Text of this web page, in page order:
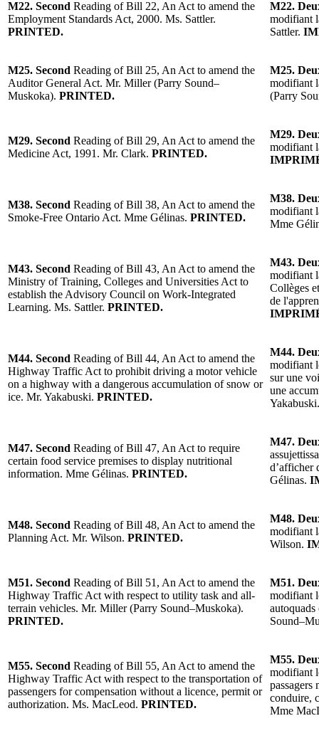
M22. Second Reading of Bill 22, An Act to amend the
Employment Standards Act, 2000. Ms. Sattler.
PRINTED.
M22.
modifiant
Sattler.
M25. Second Reading of Bill 25, An Act to amend the
Auditor General Act. Mr. Miller (Parry Sound–
Muskoka). PRINTED.
M25.
modifiant
(Parry
M29. Second Reading of Bill 29, An Act to amend the
Medicine Act, 1991. Mr. Clark. PRINTED.
M29.
modifiant
M38. Second Reading of Bill 38, An Act to amend the
Smoke-Free Ontario Act. Mme Gélinas. PRINTED.
M38.
modifiant
Mme
M43. Second Reading of Bill 43, An Act to amend the
Ministry of Training, Colleges and Universities Act to
establish the Advisory Council on Work-Integrated
Learning. Ms. Sattler. PRINTED.
M43.
modifiant
Collèges
de
M44. Second Reading of Bill 44, An Act to amend the
Highway Traffic Act to prohibit driving a motor vehicle
on a highway with a dangerous accumulation of snow or
ice. Mr. Yakabuski. PRINTED.
M44.
modifiant
sur une
une
Yakabuski.
M47. Second Reading of Bill 47, An Act to require
certain food service premises to display nutritional
information. Mme Gélinas. PRINTED.
M47.
d’afficher
Gélinas.
M48. Second Reading of Bill 48, An Act to amend the
Planning Act. Mr. Wilson. PRINTED.
M48.
modifiant
Wilson.
M51. Second Reading of Bill 51, An Act to amend the
Highway Traffic Act with respect to utility task and all-
terrain vehicles. Mr. Miller (Parry Sound–Muskoka).
PRINTED.
M51.
modifiant
M55. Second Reading of Bill 55, An Act to amend the
Highway Traffic Act with respect to the transportation of
passengers for compensation without a licence, permit or
authorization. Ms. MacLeod. PRINTED.
M55.
modifiant
passagers
conduire,
Mme